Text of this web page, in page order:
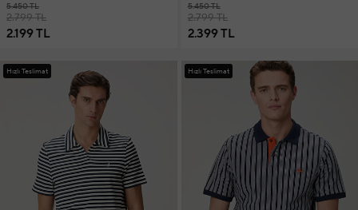
5.450 TL
2.799 TL
2.199 TL
5.450 TL
2.799 TL
2.399 TL
Hızlı Teslimat Hızlı Teslimat